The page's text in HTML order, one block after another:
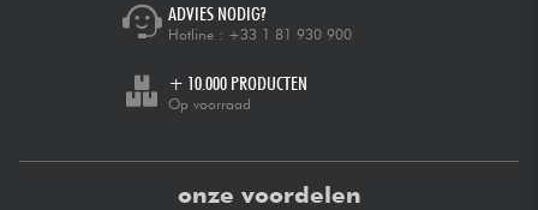
ADVIES NODIG?
Hotline : +33 1 81 930 900
+ 10.000 PRODUCTEN
Op voorraad
onze voordelen